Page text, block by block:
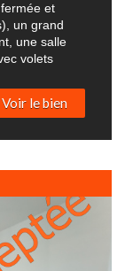
et
un grand
une salle
volets
Voir le bien